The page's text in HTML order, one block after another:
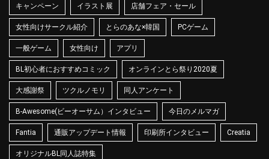
キャンペーン イラスト展 店舗フェア・セール
女性向けサークル紹介 とらのあな×韓国 PCゲーム
一般ゲーム 女性向け アプリ
BL初心者におすすめコミック オンラインとら祭り2020夏
大感謝祭 ツクルノモリ 同人アンケート
B-Awesome(ビーオーサム）インタビュー 今日のメルマガ
Fantia 通販アップデート情報 印刷所インタビュー Creatia
オリジナルBL同人誌特集